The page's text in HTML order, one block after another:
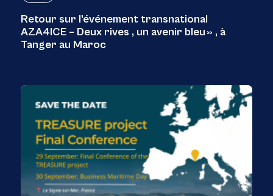
Retour sur l’événement transnational
AZA4ICE – Deux rives , un avenir bleu » , à
Tanger au Maroc